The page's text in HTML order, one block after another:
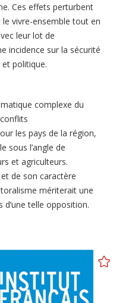
Ces effets perturbent
vivre-ensemble tout en
leur lot de
incidence sur la sécurité
politique.
complexe du
les pays de la région,
sous l’angle de
et agriculteurs.
de son caractère
mériterait une
telle opposition.